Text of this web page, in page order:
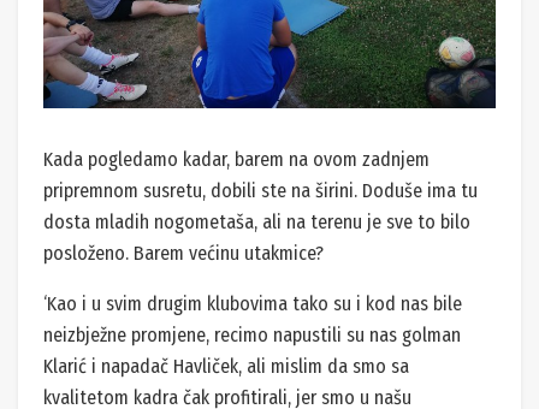
Kada pogledamo kadar, barem na ovom zadnjem
pripremnom susretu, dobili ste na širini. Doduše ima tu
dosta mladih nogometaša, ali na terenu je sve to bilo
posloženo. Barem većinu utakmice?
‘Kao i u svim drugim klubovima tako su i kod nas bile
neizbježne promjene, recimo napustili su nas golman
Klarić i napadač Havliček, ali mislim da smo sa
kvalitetom kadra čak profitirali, jer smo u našu